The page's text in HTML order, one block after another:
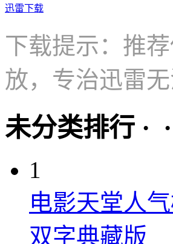
迅雷下载
下载提示：推荐
放，专治迅雷
未分类排行 ·
1
电影天堂人
双字典藏版